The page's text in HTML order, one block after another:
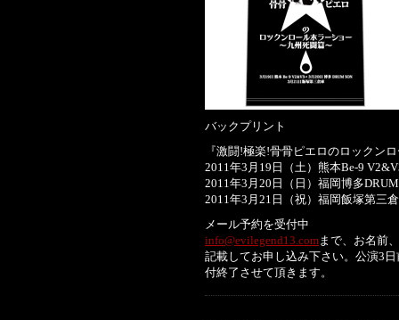
バックプリント
『激闘!極楽!骨骨ピエロのロックン
2011年3月19日（土）熊本Be-9
2011年3月20日（日）福岡博多DRUM
2011年3月21日（祝）福岡飯塚第三
メール予約を受付中
info@evilegend13.com まで、お名前
記載してお申し込み下さい。公演3
付終了させて頂きます。